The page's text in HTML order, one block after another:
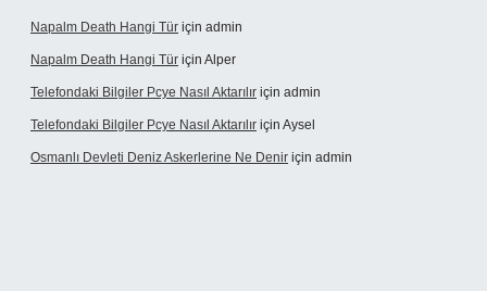
Napalm Death Hangi Tür için admin
Napalm Death Hangi Tür için Alper
Telefondaki Bilgiler Pcye Nasıl Aktarılır için admin
Telefondaki Bilgiler Pcye Nasıl Aktarılır için Aysel
Osmanlı Devleti Deniz Askerlerine Ne Denir için admin